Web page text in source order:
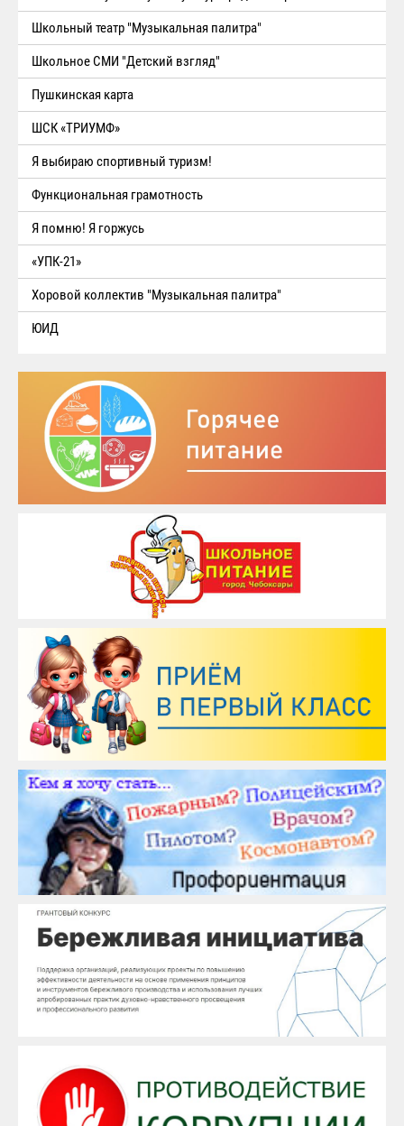
Школьный театр "Музыкальная палитра"
Школьное СМИ "Детский взгляд"
Пушкинская карта
ШСК «ТРИУМФ»
Я выбираю спортивный туризм!
Функциональная грамотность
Я помню! Я горжусь
«УПК-21»
Хоровой коллектив "Музыкальная палитра"
ЮИД